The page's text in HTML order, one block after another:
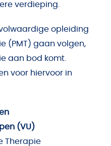
verdieping.
opleiding
(PMT) gaan volgen,
aan bod komt.
voor hiervoor in
(VU)
Therapie